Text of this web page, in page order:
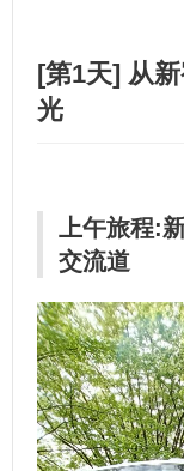
[第1天] 从
光
上午旅程:
交流道